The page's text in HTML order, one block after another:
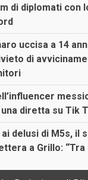
di diplomati con
uccisa a 14
di
diretta su Tik
delusi di M5s, il
a Grillo: